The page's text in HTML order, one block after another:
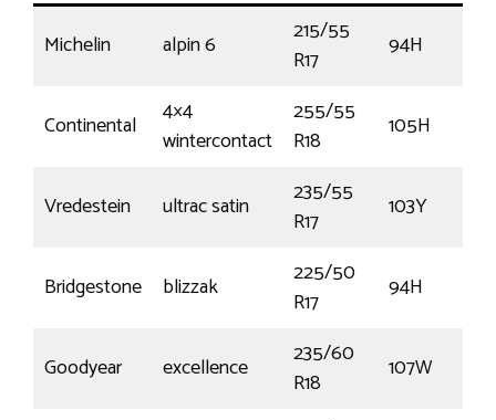
Michelin alpin 6
215/55
R17
94H
Continental
4×4
wintercontact
255/55
R18
105H
Vredestein ultrac satin
235/55
R17
103Y
Bridgestone blizzak
225/50
R17
94H
Goodyear excellence
235/60
R18
107W